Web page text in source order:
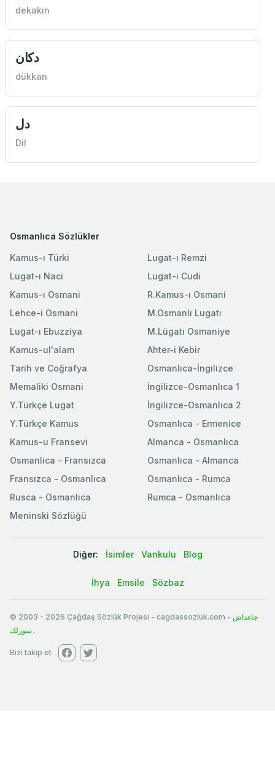
dekakin
دكان
dükkan
دل
Dil
Osmanlıca Sözlükler
Kamus-ı Türki
Lugat-ı Naci
Kamus-ı Osmani
Lehce-i Osmani
Lugat-ı Ebuzziya
Lugat-ı Remzi
Lugat-ı Cudi
R.Kamus-ı Osmani
M.Osmanlı Lugatı
M.Lügatı Osmaniye
Kamus-ul'alam
Tarih ve Coğrafya
Memaliki Osmani
Y.Türkçe Lugat
Y.Türkçe Kamus
Ahter-i Kebir
Osmanlıca-İngilizce
İngilizce-Osmanlıca 1
İngilizce-Osmanlıca 2
Osmanlıca - Ermenice
Kamus-u Fransevi
Osmanlica - Fransızca
Fransızca - Osmanlıca
Rusca - Osmanlıca
Meninski Sözlüğü
Almanca - Osmanlıca
Osmanlıca - Almanca
Osmanlıca - Rumca
Rumca - Osmanlıca
Diğer: İsimler Vankulu Blog
İhya Emsile Sözbaz
© 2003 - 2026 Çağdaş Sözlük Projesi - cagdassozluk.com - چاغداش
سوزلك .
Bizi takip et